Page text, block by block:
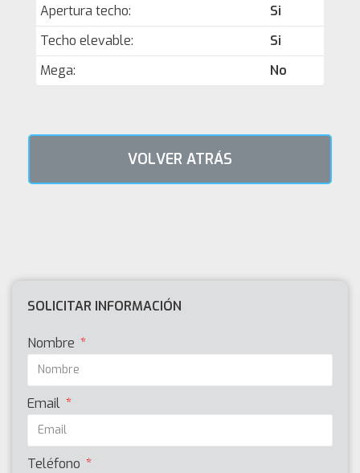
Apertura techo:
Si
Techo elevable:
Si
Mega:
No
VOLVER ATRÁS
SOLICITAR INFORMACIÓN
Nombre
Email
Teléfono